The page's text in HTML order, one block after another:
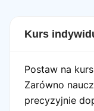
Kurs
Postaw na
Zarówno
precyzyjnie